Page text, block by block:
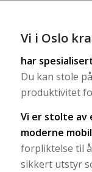
Vi i Oslo
har
Du kan stole
produktivitet
Vi er stolte av
moderne
forpliktelse til
sikkert utstyr